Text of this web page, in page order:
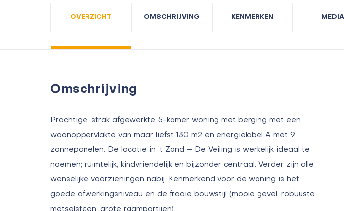
OVERZICHT OMSCHRIJVING KENMERKEN MEDIA
Omschrijving
Prachtige, strak afgewerkte 5-kamer woning met berging met een
woonoppervlakte van maar liefst 130 m2 en energielabel A met 9
zonnepanelen. De locatie in ’t Zand – De Veiling is werkelijk ideaal te
noemen; ruimtelijk, kindvriendelijk en bijzonder centraal. Verder zijn alle
wenselijke voorzieningen nabij. Kenmerkend voor de woning is het
goede afwerkingsniveau en de fraaie bouwstijl (mooie gevel, robuuste
metselsteen, grote raampartijen).…